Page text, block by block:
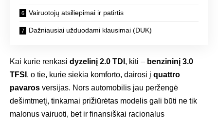
Vairuotojų atsiliepimai ir patirtis
Dažniausiai užduodami klausimai (DUK)
Kai kurie renkasi dyzelinį 2.0 TDI , kiti – benzininį 3.0
TFSI , o tie, kurie siekia komforto, dairosi į quattro
pavaros versijas. Nors automobilis jau peržengė
dešimtmetį, tinkamai prižiūrėtas modelis gali būti ne tik
malonus vairuoti, bet ir finansiškai racionalus